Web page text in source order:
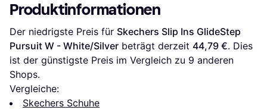
Produktinformationen
Der niedrigste Preis für Skechers Slip Ins GlideStep
Pursuit W - White/Silver beträgt derzeit 44,79 €. Dies
ist der günstigste Preis im Vergleich zu 9 anderen
Shops.
Vergleiche:
Skechers Schuhe